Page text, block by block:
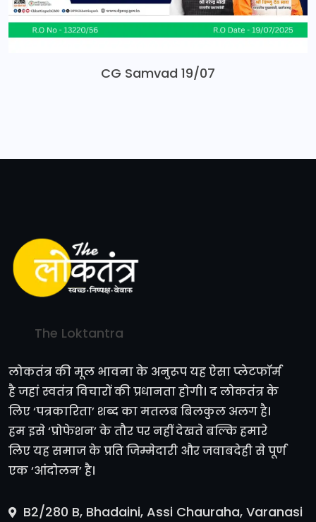
CG Samvad 19/07
The Loktantra
लोकतंत्र की मूल भावना के अनुरूप यह ऐसा प्लेटफॉर्म
है जहां स्वतंत्र विचारों की प्रधानता होगी। द लोकतंत्र के
लिए ‘पत्रकारिता’ शब्द का मतलब बिलकुल अलग है।
हम इसे ‘प्रोफेशन’ के तौर पर नहीं देखते बल्कि हमारे
लिए यह समाज के प्रति जिम्मेदारी और जवाबदेही से पूर्ण
एक ‘आंदोलन’ है।
B2/280 B, Bhadaini, Assi Chauraha, Varanasi